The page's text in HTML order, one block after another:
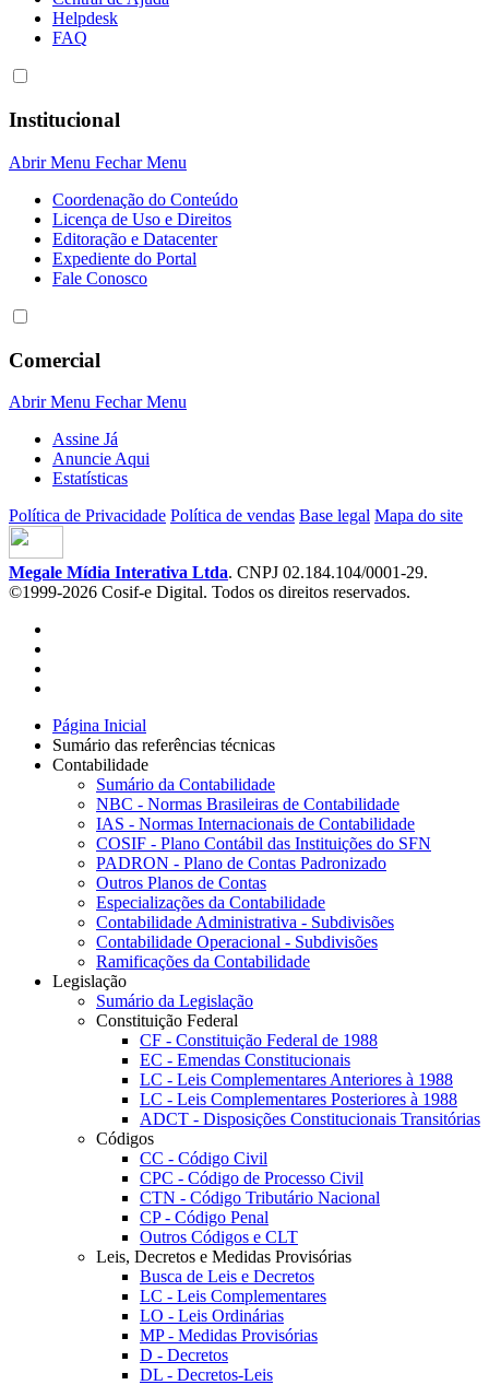
Helpdesk
FAQ
Institucional
Abrir Menu Fechar Menu
Coordenação do Conteúdo
Licença de Uso e Direitos
Editoração e Datacenter
Expediente do Portal
Fale Conosco
Comercial
Abrir Menu Fechar Menu
Assine Já
Anuncie Aqui
Estatísticas
Política de Privacidade Política de vendas Base legal Mapa do site
Megale Mídia Interativa Ltda. CNPJ 02.184.104/0001-29.
©1999-2026 Cosif-e Digital. Todos os direitos reservados.
Página Inicial
Sumário das referências técnicas
Contabilidade
Sumário da Contabilidade
NBC - Normas Brasileiras de Contabilidade
IAS - Normas Internacionais de Contabilidade
COSIF - Plano Contábil das Instituições do SFN
PADRON - Plano de Contas Padronizado
Outros Planos de Contas
Especializações da Contabilidade
Contabilidade Administrativa - Subdivisões
Contabilidade Operacional - Subdivisões
Ramificações da Contabilidade
Legislação
Sumário da Legislação
Constituição Federal
CF - Constituição Federal de 1988
EC - Emendas Constitucionais
LC - Leis Complementares Anteriores à 1988
LC - Leis Complementares Posteriores à 1988
ADCT - Disposições Constitucionais Transitórias
Códigos
CC - Código Civil
CPC - Código de Processo Civil
CTN - Código Tributário Nacional
CP - Código Penal
Outros Códigos e CLT
Leis, Decretos e Medidas Provisórias
Busca de Leis e Decretos
LC - Leis Complementares
LO - Leis Ordinárias
MP - Medidas Provisórias
D - Decretos
DL - Decretos-Leis